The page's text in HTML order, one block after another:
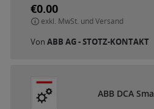
€0.00
exkl. MwSt. und Versand
Von ABB AG - STOTZ-KONTAKT
ABB DCA Sma